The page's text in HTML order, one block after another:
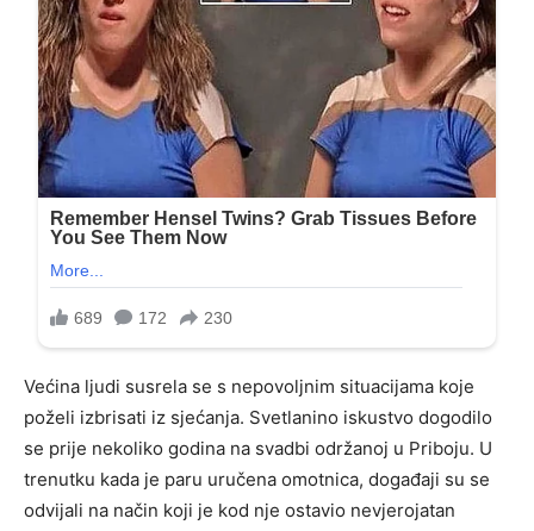
Većina ljudi susrela se s nepovoljnim situacijama koje
poželi izbrisati iz sjećanja. Svetlanino iskustvo dogodilo
se prije nekoliko godina na svadbi održanoj u Priboju. U
trenutku kada je paru uručena omotnica, događaji su se
odvijali na način koji je kod nje ostavio nevjerojatan